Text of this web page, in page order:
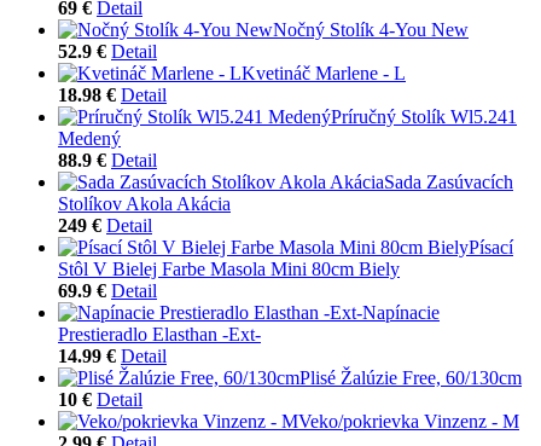
69 € Detail
Nočný Stolík 4-You New
52.9 € Detail
Kvetináč Marlene - L
18.98 € Detail
Príručný Stolík Wl5.241
Medený
88.9 € Detail
Sada Zasúvacích
Stolíkov Akola Akácia
249 € Detail
Písací
Stôl V Bielej Farbe Masola Mini 80cm Biely
69.9 € Detail
Napínacie
Prestieradlo Elasthan -Ext-
14.99 € Detail
Plisé Žalúzie Free, 60/130cm
10 € Detail
Veko/pokrievka Vinzenz - M